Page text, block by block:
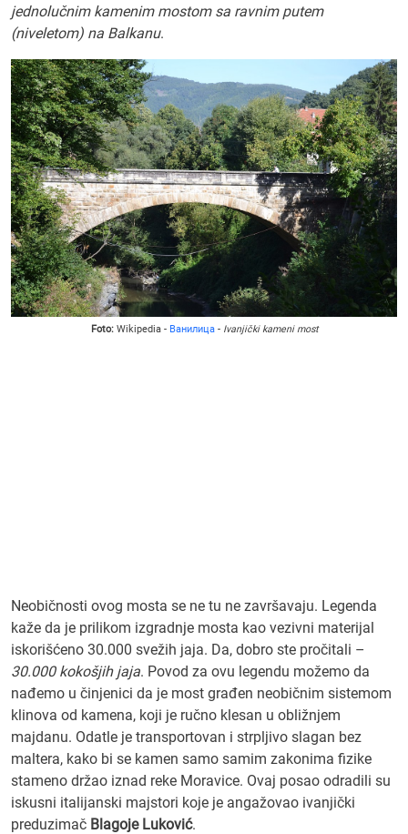
jednolučnim kamenim mostom sa ravnim putem
(niveletom) na Balkanu.
Foto:Wikipedia - Ванилица- Ivanjički kameni most
Neobičnosti ovog mosta se ne tu ne završavaju. Legenda
kaže da je prilikom izgradnje mosta kao vezivni materijal
iskorišćeno 30.000 svežih jaja. Da, dobro ste pročitali –
30.000 kokošjih jaja. Povod za ovu legendu možemo da
nađemo u činjenici da je most građen neobičnim sistemom
klinova od kamena, koji je ručno klesan u obližnjem
majdanu. Odatle je transportovan i strpljivo slagan bez
maltera, kako bi se kamen samo samim zakonima fizike
stameno držao iznad reke Moravice. Ovaj posao odradili su
iskusni italijanski majstori koje je angažovao ivanjički
preduzimač Blagoje Luković.